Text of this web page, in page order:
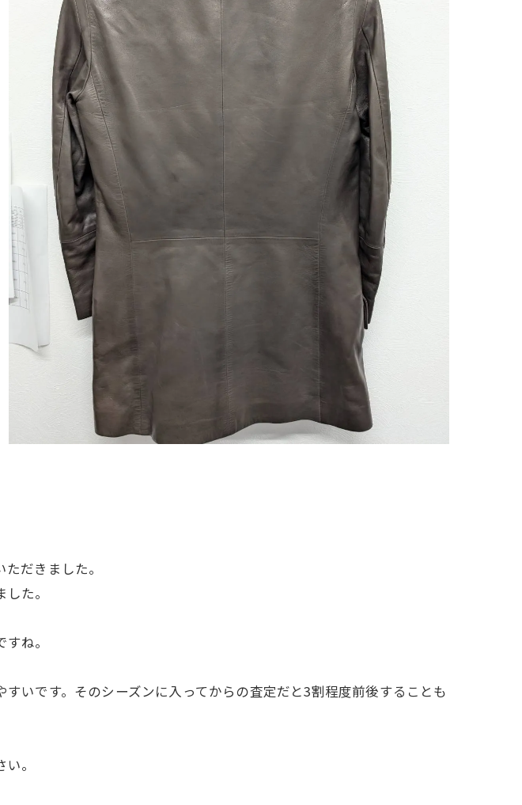
だきました。
た。
ね。
いです。そのシーズンに入ってからの査定だと3割程度前後することも
。